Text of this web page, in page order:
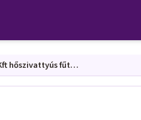
AGROLIT Kft hőszivattyús fűtés és napelem Miskolc